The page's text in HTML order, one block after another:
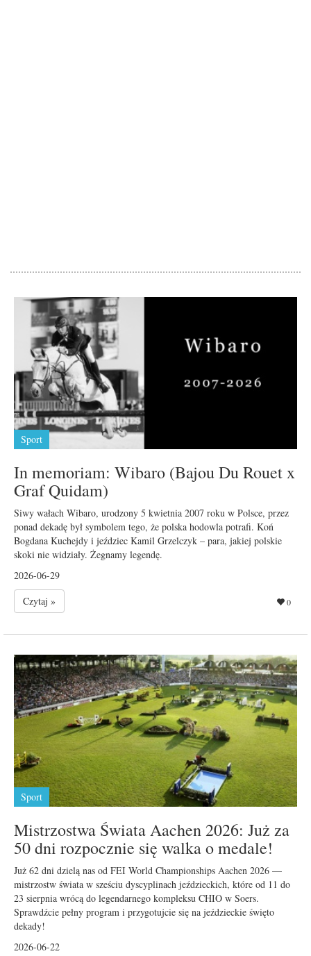
Sport
In memoriam: Wibaro (Bajou Du Rouet x
Graf Quidam)
Siwy wałach Wibaro, urodzony 5 kwietnia 2007 roku w Polsce, przez
ponad dekadę był symbolem tego, że polska hodowla potrafi. Koń
Bogdana Kuchejdy i jeździec Kamil Grzelczyk – para, jakiej polskie
skoki nie widziały. Żegnamy legendę.
2026-06-29
Czytaj »
0
Sport
Mistrzostwa Świata Aachen 2026: Już za
50 dni rozpocznie się walka o medale!
Już 62 dni dzielą nas od FEI World Championships Aachen 2026 —
mistrzostw świata w sześciu dyscyplinach jeździeckich, które od 11 do
23 sierpnia wrócą do legendarnego kompleksu CHIO w Soers.
Sprawdźcie pełny program i przygotujcie się na jeździeckie święto
dekady!
2026-06-22